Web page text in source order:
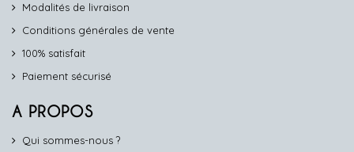
Modalités de livraison
Conditions générales de vente
100% satisfait
Paiement sécurisé
A PROPOS
Qui sommes-nous ?